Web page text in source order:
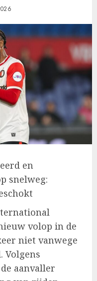
en
snelweg:
volop in de
niet vanwege
Volgens
aanvaller